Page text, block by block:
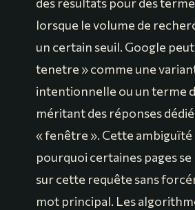
lorsque le volume de
un certain seuil. Google
tenetre » comme une
intentionnelle ou un terme
méritant des réponses
« fenêtre ». Cette
pourquoi certaines pages
sur cette requête sans
mot principal. Les